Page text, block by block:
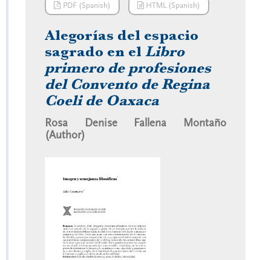
PDF (Spanish) HTML (Spanish)
Alegorías del espacio
sagrado en el Libro
primero de profesiones
del Convento de Regina
Coeli de Oaxaca
Rosa Denise Fallena Montaño
(Author)